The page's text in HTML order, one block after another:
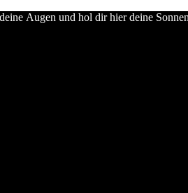
Augen und hol dir hier deine